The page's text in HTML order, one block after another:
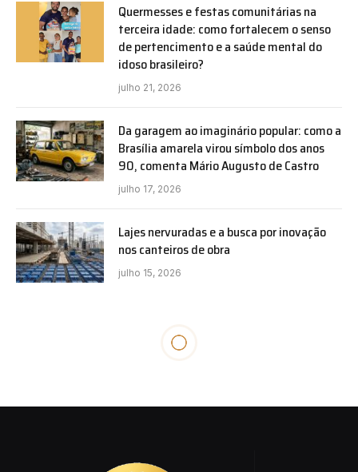
Quermesses e festas comunitárias na
terceira idade: como fortalecem o senso
de pertencimento e a saúde mental do
idoso brasileiro?
julho 21, 2026
Da garagem ao imaginário popular: como a
Brasília amarela virou símbolo dos anos
90, comenta Mário Augusto de Castro
julho 17, 2026
Lajes nervuradas e a busca por inovação
nos canteiros de obra
julho 15, 2026